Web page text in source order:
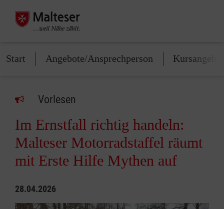
Start Angebote/Ansprechperson Kursangebot
Vorlesen
Im Ernstfall richtig handeln:
Malteser Motorradstaffel räumt
mit Erste Hilfe Mythen auf
28.04.2026